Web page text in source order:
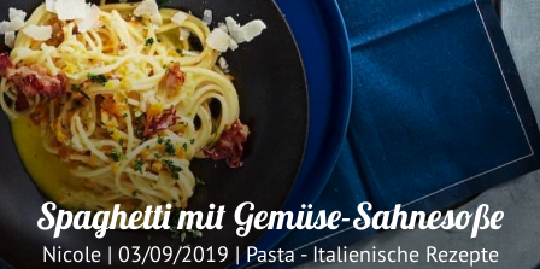
Spaghetti mit Gemüse-Sahnesoße
Nicole| 03/09/2019 |Pasta - Italienische Rezepte